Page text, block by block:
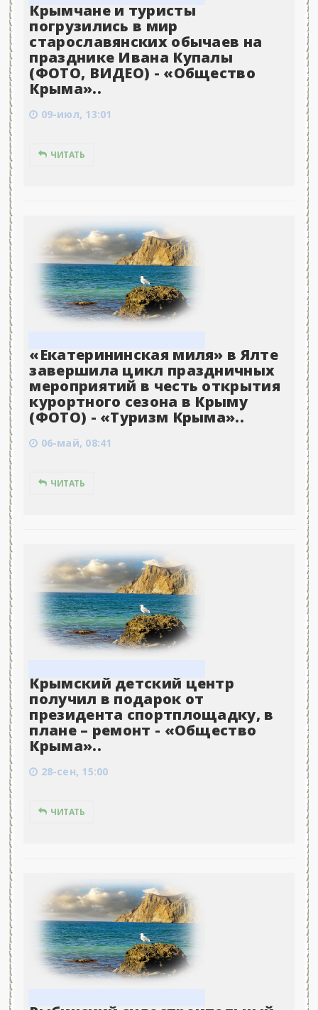
Крымчане и туристы
погрузились в мир
старославянских обычаев на
празднике Ивана Купалы
(ФОТО, ВИДЕО) - «Общество
Крыма»..
09-июл, 13:01
ЧИТАТЬ
«Екатерининская миля» в Ялте
завершила цикл праздничных
мероприятий в честь открытия
курортного сезона в Крыму
(ФОТО) - «Туризм Крыма»..
06-май, 08:41
ЧИТАТЬ
Крымский детский центр
получил в подарок от
президента спортплощадку, в
плане – ремонт - «Общество
Крыма»..
28-сен, 15:00
ЧИТАТЬ